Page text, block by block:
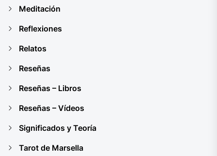
Meditación
Reflexiones
Relatos
Reseñas
Reseñas – Libros
Reseñas – Vídeos
Significados y Teoría
Tarot de Marsella